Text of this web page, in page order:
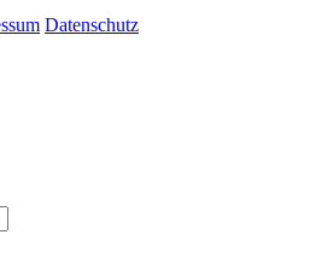
Datenschutz